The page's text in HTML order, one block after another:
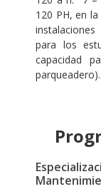
120 PH, en
para los
capacidad
parqueadero).